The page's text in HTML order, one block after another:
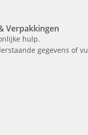
Verpakkingen
hulp.
gegevens of